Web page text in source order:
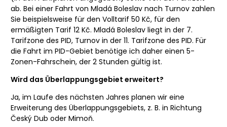
ab. Bei einer Fahrt von Mladá Boleslav nach Turnov zahlen
Sie beispielsweise für den Volltarif 50 Kč, für den
ermäßigten Tarif 12 Kč. Mladá Boleslav liegt in der 7.
Tarifzone des PID, Turnov in der 11. Tarifzone des PID. Für
die Fahrt im PID-Gebiet benötige ich daher einen 5-
Zonen-Fahrschein, der 2 Stunden gültig ist.
Wird das Überlappungsgebiet erweitert?
Ja, im Laufe des nächsten Jahres planen wir eine
Erweiterung des Überlappungsgebiets, z. B. in Richtung
Český Dub oder Mimoň.